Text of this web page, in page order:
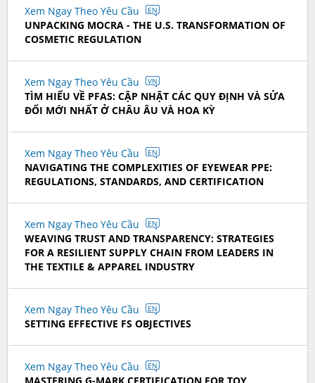
Xem Ngay Theo Yêu Cầu EN
UNPACKING MOCRA - THE U.S. TRANSFORMATION OF
COSMETIC REGULATION
Xem Ngay Theo Yêu Cầu VN
TÌM HIỂU VỀ PFAS: CẬP NHẬT CÁC QUY ĐỊNH VÀ SỬA
ĐỔI MỚI NHẤT Ở CHÂU ÂU VÀ HOA KỲ
Xem Ngay Theo Yêu Cầu EN
NAVIGATING THE COMPLEXITIES OF EYEWEAR PPE:
REGULATIONS, STANDARDS, AND CERTIFICATION
Xem Ngay Theo Yêu Cầu EN
WEAVING TRUST AND TRANSPARENCY: STRATEGIES
FOR A RESILIENT SUPPLY CHAIN FROM LEADERS IN
THE TEXTILE & APPAREL INDUSTRY
Xem Ngay Theo Yêu Cầu EN
SETTING EFFECTIVE FS OBJECTIVES
Xem Ngay Theo Yêu Cầu EN